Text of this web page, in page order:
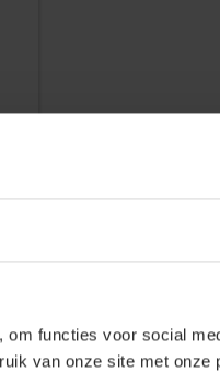
functies voor social
van onze site met onze